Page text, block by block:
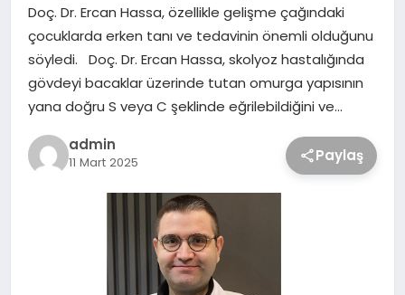
Doç. Dr. Ercan Hassa, özellikle gelişme çağındaki
çocuklarda erken tanı ve tedavinin önemli olduğunu
söyledi. Doç. Dr. Ercan Hassa, skolyoz hastalığında
gövdeyi bacaklar üzerinde tutan omurga yapısının
yana doğru S veya C şeklinde eğrilebildiğini ve…
admin
11 Mart 2025 Paylaş